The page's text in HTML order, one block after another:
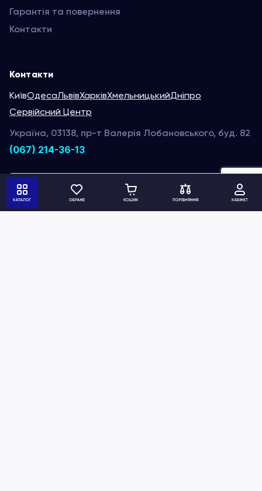
Гарантія та повернення
Контакти
Контакти
КиївОдесаЛьвівХарківХмельницькийДніпро
Сервійсний Центр
Україна, 03138, пр-т Валерія Лобановського, буд. 82
(067) 214-36-13
Написати нам